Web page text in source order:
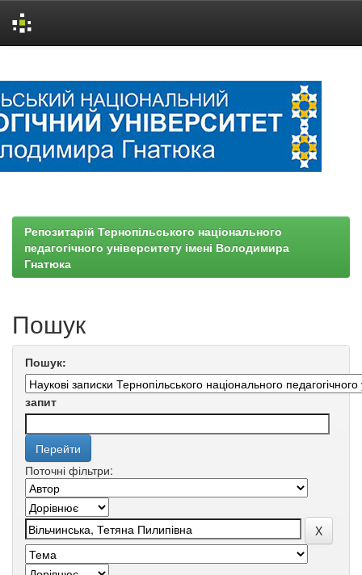
Репозитарій Тернопільського національного
педагогічного університету імені Володимира
Гнатюка
Пошук
Пошук:
запит
Поточні фільтри: